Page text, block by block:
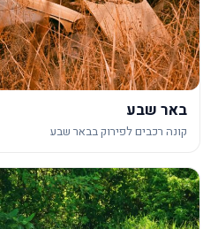
באר שבע
קונה רכבים לפירוק בבאר שבע